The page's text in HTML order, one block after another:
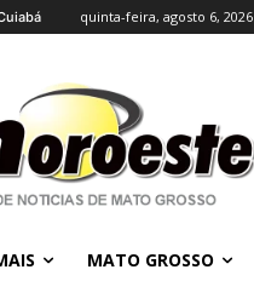
quinta-feira, agosto 6, 2026
MATO GROSSO